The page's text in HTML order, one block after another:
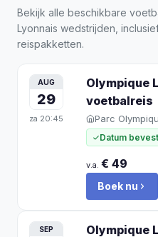
Bekijk alle beschikbare
Lyonnais wedstrijden,
reispakketten.
AUG
29
za 20:45
Olympique
voetbalreis
Parc
Datum
v.a. € 49
Boek nu
SEP
Olympique